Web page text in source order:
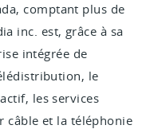
comptant plus de
inc. est, grâce à sa
intégrée de
le
les services
câble et la téléphonie